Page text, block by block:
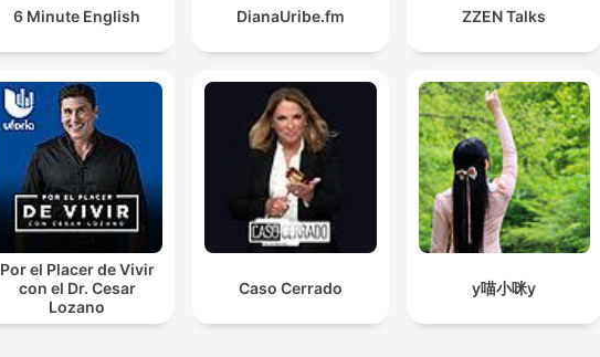
6 Minute English DianaUribe.fm ZZEN Talks
Por el Placer de Vivir
con el Dr. Cesar
Lozano
Caso Cerrado y喵小咪y